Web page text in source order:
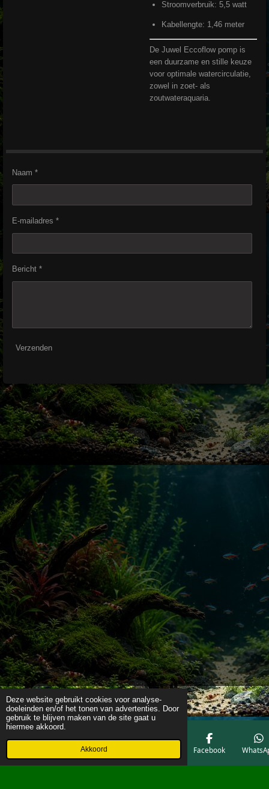
Deze website gebruikt cookies voor analyse-
doeleinden en/of het tonen van advertenties. Door
gebruik te blijven maken van de site gaat u
hiermee akkoord.
Akkoord
Stroomverbruik: 5,5 watt
Kabellengte: 1,46 meter
De Juwel Eccoflow pomp is
een duurzame en stille keuze
voor optimale watercirculatie,
zowel in zoet- als
zoutwateraquaria.
Naam *
E-mailadres *
Bericht *
Verzenden
Telefoonnummer Facebook